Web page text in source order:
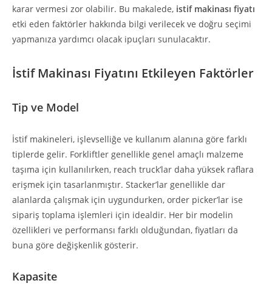
karar vermesi zor olabilir. Bu makalede, istif makinası fiyatı
etki eden faktörler hakkında bilgi verilecek ve doğru seçimi
yapmanıza yardımcı olacak ipuçları sunulacaktır.
İstif Makinası Fiyatını Etkileyen Faktörler
Tip ve Model
İstif makineleri, işlevselliğe ve kullanım alanına göre farklı
tiplerde gelir. Forkliftler genellikle genel amaçlı malzeme
taşıma için kullanılırken, reach truck’lar daha yüksek raflara
erişmek için tasarlanmıştır. Stacker’lar genellikle dar
alanlarda çalışmak için uygundurken, order picker’lar ise
sipariş toplama işlemleri için idealdir. Her bir modelin
özellikleri ve performansı farklı olduğundan, fiyatları da
buna göre değişkenlik gösterir.
Kapasite